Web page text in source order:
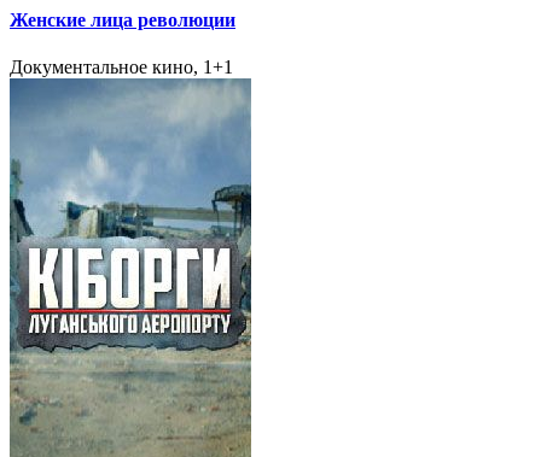
Женские лица революции
Документальное кино, 1+1